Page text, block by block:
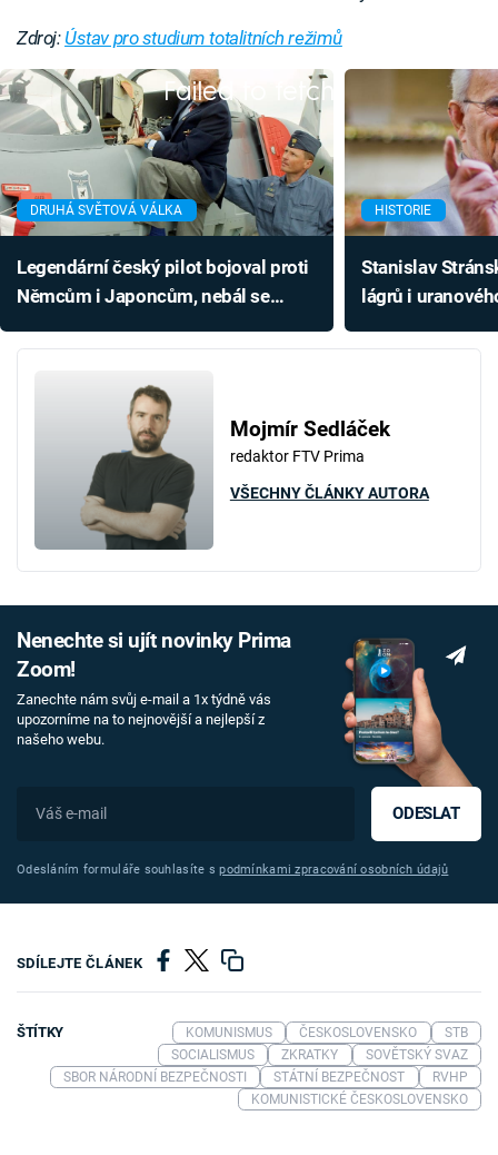
Zdroj: Ústav pro studium totalitních režimů
Failed to fetch
DRUHÁ SVĚTOVÁ VÁLKA
Legendární český pilot bojoval proti
Němcům i Japoncům, nebál se
naštval komunisty
HISTORIE
Stanislav
lágrů i
Mojmír Sedláček
redaktor FTV Prima
VŠECHNY ČLÁNKY AUTORA
Nenechte si ujít novinky Prima
Zoom!
Zanechte nám svůj e-mail a 1x týdně vás
upozorníme na to nejnovější a nejlepší z
našeho webu.
ODESLAT
Odesláním formuláře souhlasíte spodmínkami zpracování osobních údajů
SDÍLEJTE ČLÁNEK
ŠTÍTKY KOMUNISMUS ČESKOSLOVENSKO
STB
SOCIALISMUS
ZKRATKY
SOVĚTSKÝ SVAZ
SBOR NÁRODNÍ BEZPEČNOSTI
STÁTNÍ BEZPEČNOST
RVHP
KOMUNISTICKÉ ČESKOSLOVENSKO